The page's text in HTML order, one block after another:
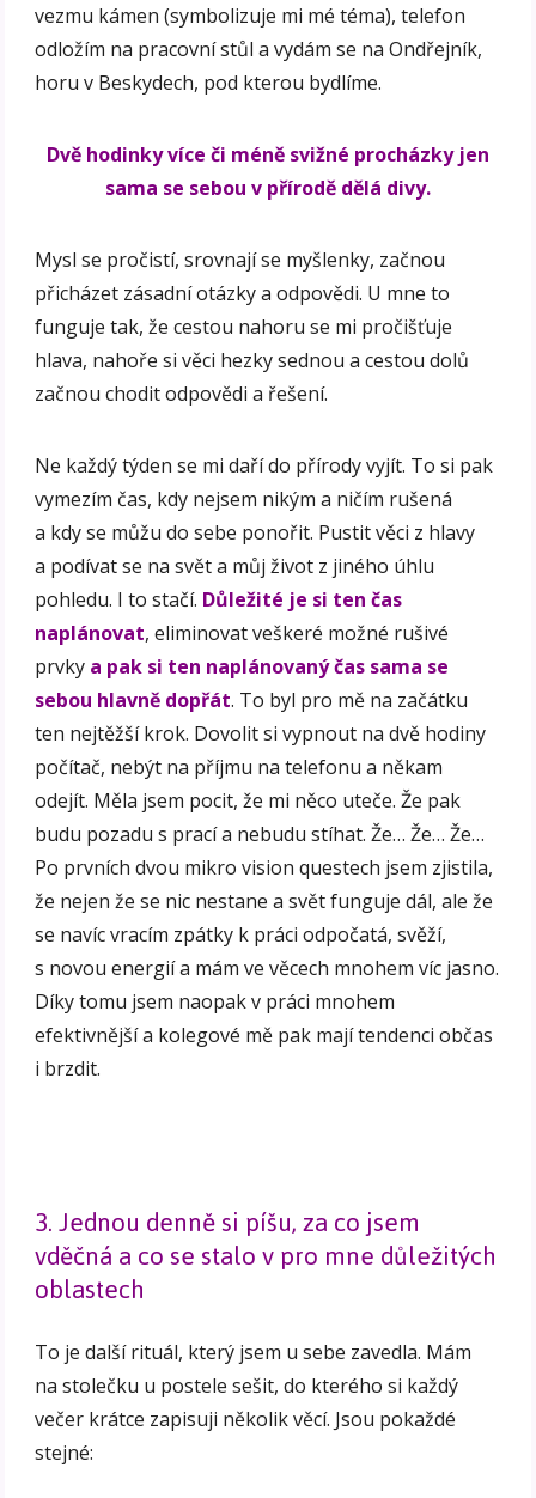
vezmu kámen (symbolizuje mi mé téma), telefon
odložím na pracovní stůl a vydám se na Ondřejník,
horu v Beskydech, pod kterou bydlíme.
Dvě hodinky více či méně svižné procházky jen
sama se sebou v přírodě dělá divy.
Mysl se pročistí, srovnají se myšlenky, začnou
přicházet zásadní otázky a odpovědi. U mne to
funguje tak, že cestou nahoru se mi pročišťuje
hlava, nahoře si věci hezky sednou a cestou dolů
začnou chodit odpovědi a řešení.
Ne každý týden se mi daří do přírody vyjít. To si pak
vymezím čas, kdy nejsem nikým a ničím rušená
a kdy se můžu do sebe ponořit. Pustit věci z hlavy
a podívat se na svět a můj život z jiného úhlu
pohledu. I to stačí. Důležité je si ten čas
naplánovat, eliminovat veškeré možné rušivé
prvky a pak si ten naplánovaný čas sama se
sebou hlavně dopřát. To byl pro mě na začátku
ten nejtěžší krok. Dovolit si vypnout na dvě hodiny
počítač, nebýt na příjmu na telefonu a někam
odejít. Měla jsem pocit, že mi něco uteče. Že pak
budu pozadu s prací a nebudu stíhat. Že… Že… Že…
Po prvních dvou mikro vision questech jsem zjistila,
že nejen že se nic nestane a svět funguje dál, ale že
se navíc vracím zpátky k práci odpočatá, svěží,
s novou energií a mám ve věcech mnohem víc jasno.
Díky tomu jsem naopak v práci mnohem
efektivnější a kolegové mě pak mají tendenci občas
i brzdit.
3. Jednou denně si píšu, za co jsem
vděčná a co se stalo v pro mne důležitých
oblastech
To je další rituál, který jsem u sebe zavedla. Mám
na stolečku u postele sešit, do kterého si každý
večer krátce zapisuji několik věcí. Jsou pokaždé
stejné: